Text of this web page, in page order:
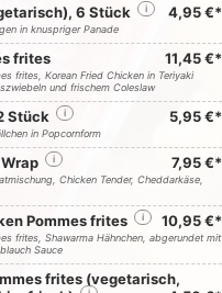
6 Stück i 4,95 €*
in knuspriger Panade
frites 11,45 €*
frites, Korean Fried Chicken in Teriyaki
und frischem Coleslaw
Stück i 5,95 €*
in Popcornform
i 7,95 €*
Chicken Tender, Cheddarkäse,
Pommes frites i 10,95 €*
frites, Shawarma Hähnchen, abgerundet mit
Sauce
frites (vegetarisch,